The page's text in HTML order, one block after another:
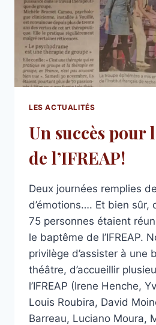
LES ACTUALITÉS
Un succès pour
de l’IFREAP!
Deux journées remplies
d’émotions…. Et bien sûr,
75 personnes étaient
le baptême de l’IFREAP.
privilège d’assister à une
théâtre, d’accueillir
l’IFREAP (Irene Henche,
Louis Roubira, David
Barreau, Luciano Moura,